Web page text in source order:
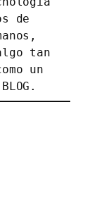
de
tan
un